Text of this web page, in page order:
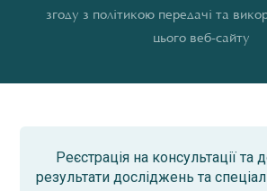
згоду з політикою передачі та
цього веб-сайту
Реєстрація на консультації та
результати досліджень та